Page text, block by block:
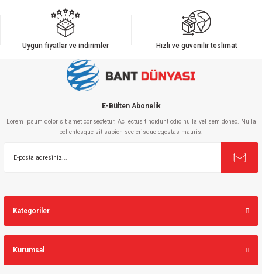
Uygun fiyatlar ve indirimler Hızlı ve güvenilir teslimat
E-Bülten Abonelik
Lorem ipsum dolor sit amet consectetur. Ac lectus tincidunt odio nulla vel sem donec. Nulla
pellentesque sit sapien scelerisque egestas mauris.
Kategoriler
Kurumsal